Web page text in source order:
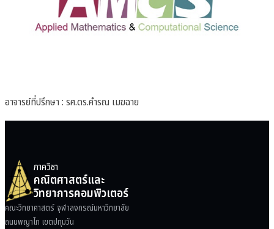
อาจารย์ที่ปรึกษา : รศ.ดร.คำรณ เมฆฉาย
ภาควิชา
คณิตศาสตร์และ
วิทยาการคอมพิวเตอร์
คณะวิทยาศาสตร์ จุฬาลงกรณ์มหาวิทยาลัย
ถนนพญาไท เขตปทุมวัน